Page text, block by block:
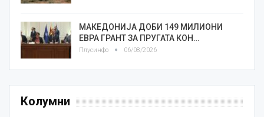
МАКЕДОНИЈА ДОБИ 149 МИЛИОНИ
ЕВРА ГРАНТ ЗА ПРУГАТА КОН…
Плусинфо 06/08/2026
Колумни